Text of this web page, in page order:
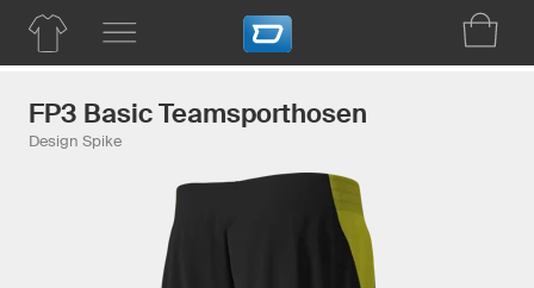
FP3 Basic Teamsporthosen
Design Spike